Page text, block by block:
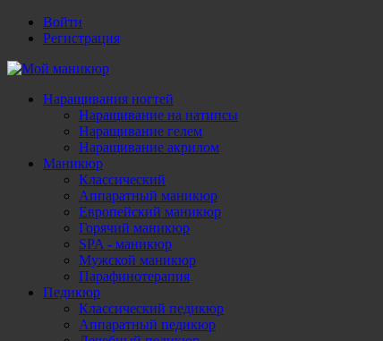
Войти
Регистрация
Наращивания ногтей
Наращивание на натипсы
Наращивание гелем
Наращивание акрилом
Маникюр
Классический
Аппаратный маникюр
Европейский маникюр
Горячий маникюр
SPA - маникюр
Мужской маникюр
Парафинотерапия
Педикюр
Классический педикюр
Аппаратный педикюр